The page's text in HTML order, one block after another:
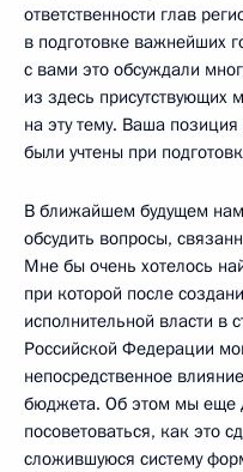
ответственности глав
в подготовке важнейших
с вами это обсуждали
из здесь присутствующих
на эту тему. Ваша
были учтены при
В ближайшем будущем
обсудить вопросы,
Мне бы очень хотелось
при которой после
исполнительной власти в
Российской Федерации
непосредственное
бюджета. Об этом мы еще
посоветоваться, как это
сложившуюся систему